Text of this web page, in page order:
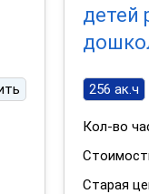
детей
256 ак.ч
Кол-во
Старая